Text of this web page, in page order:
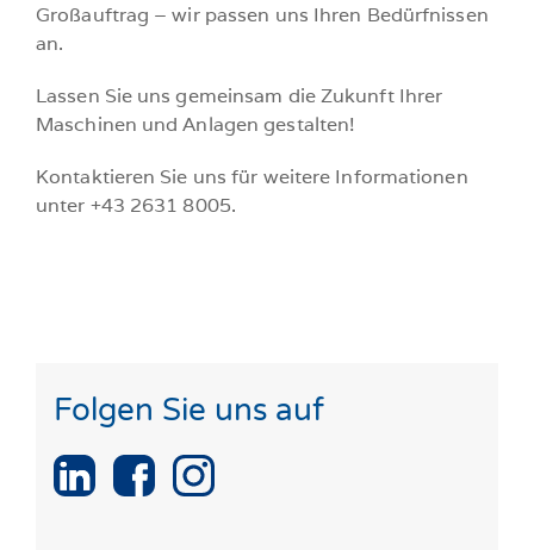
Großauftrag – wir passen uns Ihren Bedürfnissen
an.
Lassen Sie uns gemeinsam die Zukunft Ihrer
Maschinen und Anlagen gestalten!
Kontaktieren Sie uns für weitere Informationen
unter +43 2631 8005.
Folgen Sie uns auf